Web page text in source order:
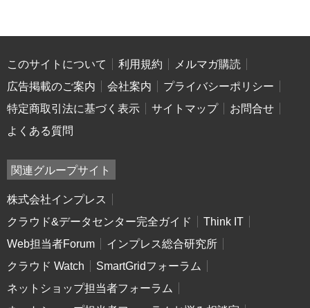
このサイトについて 利用規約
メルマガ購読
広告掲載のご案内
会社案内
プライバシーポリシー
特定商取引法に基づく表示
サイトマップ
お問合せ
よくある質問
関連グループサイト
株式会社インプレス
クラウド&データセンター完全ガイド
Think IT
Web担当者Forum
インプレス総合研究所
クラウド Watch
SmartGridフォーラム
ネットショップ担当者フォーラム